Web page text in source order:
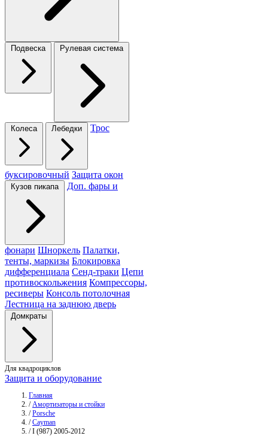
Подвеска Рулевая система
Колеса Лебедки Трос
буксировочный Защита окон
Кузов пикапа Доп. фары и
фонари Шноркель Палатки,
тенты, маркизы Блокировка
дифференциала Сенд-траки Цепи
противоскольжения Компрессоры,
ресиверы Консоль потолочная
Лестница на заднюю дверь
Домкраты
Для квадроциклов
Защита и оборудование
Главная
/ Амортизаторы и стойки
/ Porsche
/ Cayman
/ I (987) 2005-2012